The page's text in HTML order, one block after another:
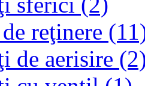
reţinere
de aerisire